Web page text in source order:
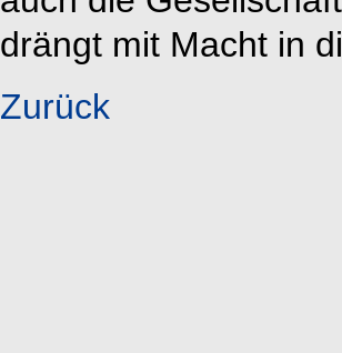
drängt mit Macht in
Zurück